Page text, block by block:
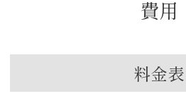
費用
料金表